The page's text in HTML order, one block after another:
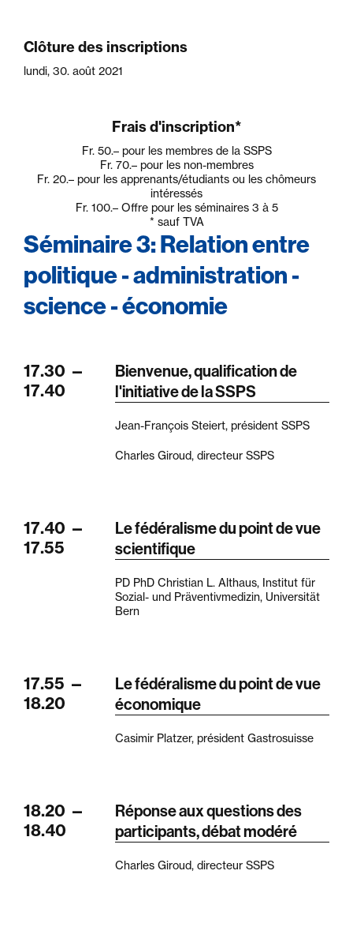
Clôture des inscriptions
lundi, 30. août 2021
Frais d'inscription*
Fr. 50.–pour les membres de la SSPS
Fr. 70.–pour les non-membres
Fr. 20.– pour les apprenants/étudiants ou les chômeurs
intéressés
Fr. 100.–Offre pour les séminaires 3 à 5
* sauf TVA
Séminaire 3: Relation entre
politique - administration -
science - économie
17.30 —
17.40
Bienvenue, qualification de
l'initiative de la SSPS
Jean-François Steiert, président SSPS
Charles Giroud, directeur SSPS
17.40 —
17.55
Le fédéralisme du point de vue
scientifique
PD PhD Christian L. Althaus, Institut für
Sozial- und Präventivmedizin, Universität
Bern
17.55 —
18.20
Le fédéralisme du point de vue
économique
Casimir Platzer, président Gastrosuisse
18.20 —
18.40
Réponse aux questions des
participants, débat modéré
Charles Giroud, directeur SSPS